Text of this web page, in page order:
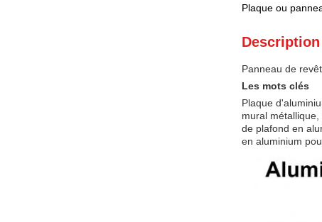
Plaque ou
Panneau de
Les mots clés
Plaque
mural
de plafond en
en aluminium